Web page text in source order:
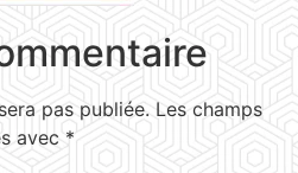
pas publiée. Les champs
avec *